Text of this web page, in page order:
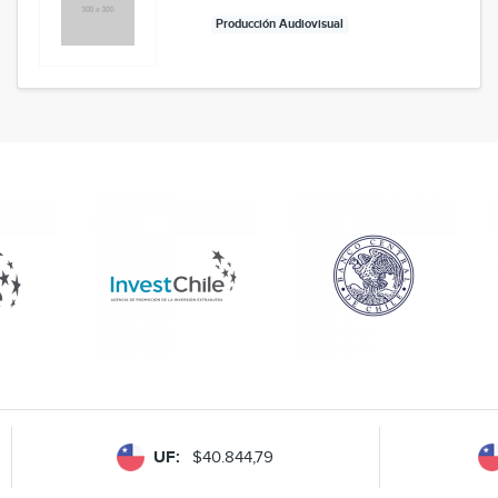
Producción Audiovisual
UF: $40.844,79